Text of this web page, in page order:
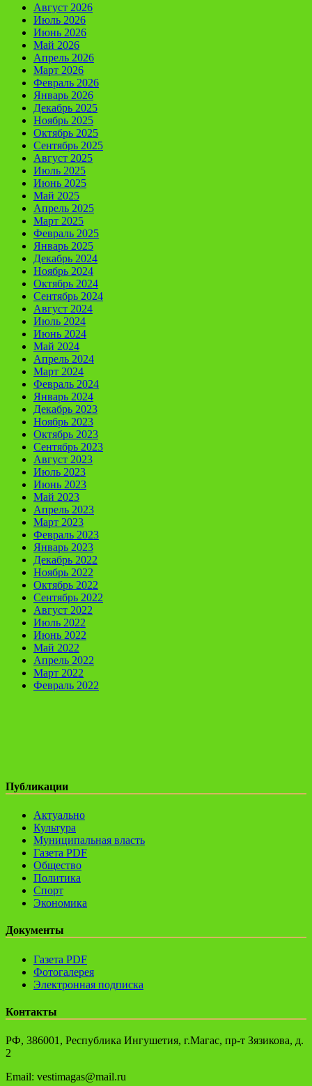
Август 2026
Июль 2026
Июнь 2026
Май 2026
Апрель 2026
Март 2026
Февраль 2026
Январь 2026
Декабрь 2025
Ноябрь 2025
Октябрь 2025
Сентябрь 2025
Август 2025
Июль 2025
Июнь 2025
Май 2025
Апрель 2025
Март 2025
Февраль 2025
Январь 2025
Декабрь 2024
Ноябрь 2024
Октябрь 2024
Сентябрь 2024
Август 2024
Июль 2024
Июнь 2024
Май 2024
Апрель 2024
Март 2024
Февраль 2024
Январь 2024
Декабрь 2023
Ноябрь 2023
Октябрь 2023
Сентябрь 2023
Август 2023
Июль 2023
Июнь 2023
Май 2023
Апрель 2023
Март 2023
Февраль 2023
Январь 2023
Декабрь 2022
Ноябрь 2022
Октябрь 2022
Сентябрь 2022
Август 2022
Июль 2022
Июнь 2022
Май 2022
Апрель 2022
Март 2022
Февраль 2022
Публикации
Актуально
Культура
Муниципальная власть
Газета PDF
Общество
Политика
Спорт
Экономика
Документы
Газета PDF
Фотогалерея
Электронная подписка
Контакты
РФ, 386001, Республика Ингушетия, г.Магас, пр-т Зязикова, д.
2
Email: vestimagas@mail.ru